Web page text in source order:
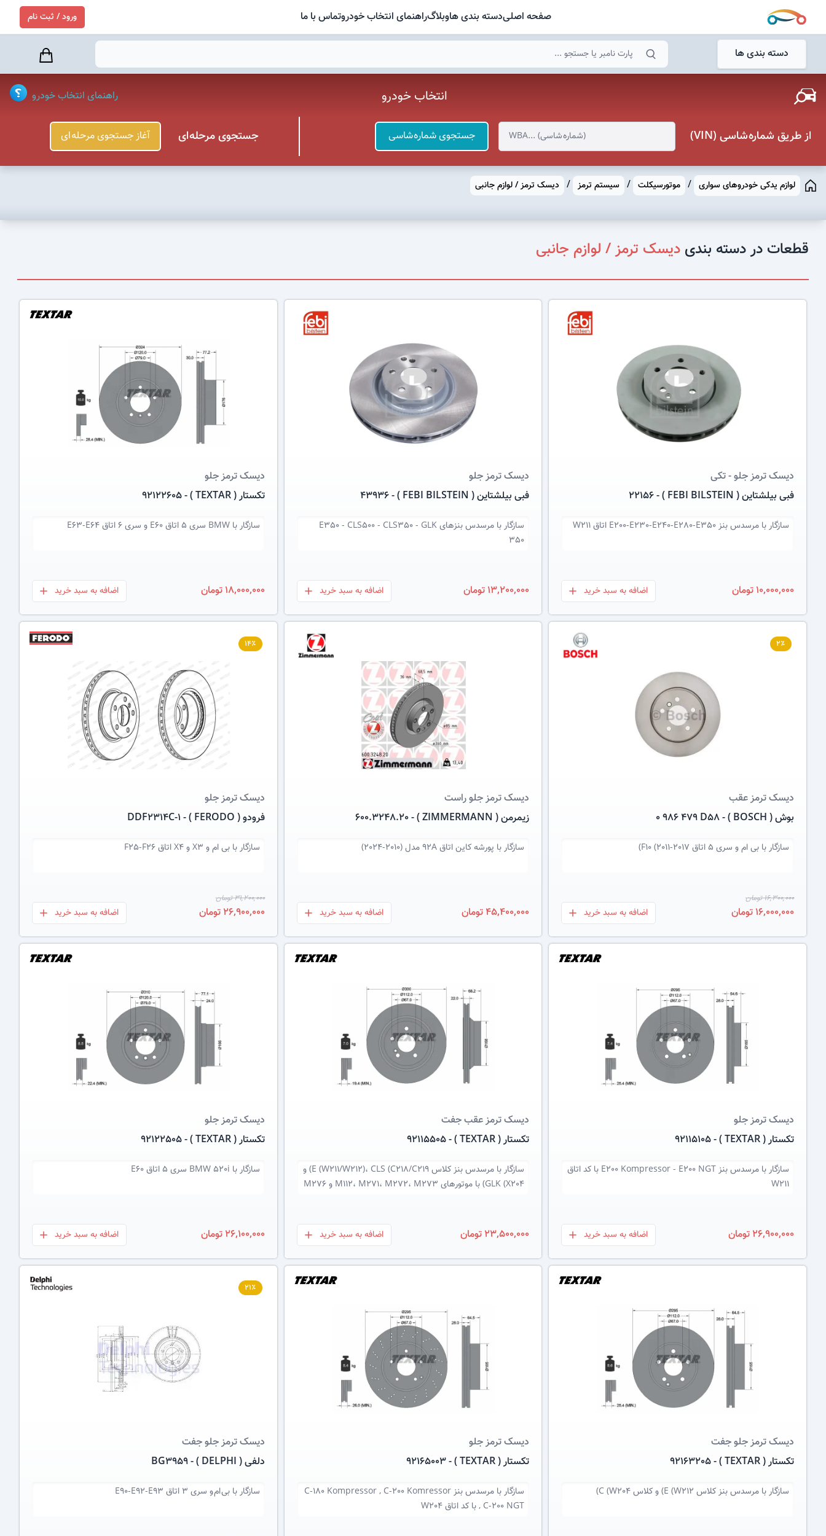
صفحه اصلیدسته بندی هاوبلاگراهنمای انتخاب خودروتماس با ما ورود / ثبت نام
دسته بندی ها
جستجو
جستجو
انتخاب خودرو راهنمای انتخاب خودرو
از طریق شماره شاسی (VIN) جستجوی شماره شاسی جستجوی مرحله ای آغاز جستجوی مرحله ای
لوازم یدکی خودروهای سواری / موتورسیکلت / سیستم ترمز / دیسک ترمز / لوازم جانبی
قطعات در دسته بندی دیسک ترمز / لوازم جانبی
عکس کالا
دیسک ترمزجلو - تکی
فبی بیلشتاین ( FEBI BILSTEIN ) - 22156
سازگار با مرسدس بنز E200-E230-E240-E280-E350 اتاق W211
10,000,000 تومان بعلاوه
اضافه به سبد خرید
عکس کالا
دیسک ترمزجلو
فبی بیلشتاین ( FEBI BILSTEIN ) - 43936
سازگار با
مرسدس بنزهای E350 - CLS500 - CLS350 - GLK
350
13,200,000 تومان بعلاوه
اضافه به سبد خرید
عکس کالا
دیسک ترمزجلو
تکستار ( TEXTAR ) - 92122605
سازگار باBMW سری 5 اتاق E60 و سری 6 اتاق E63-E64
18,000,000 تومان بعلاوه
اضافه به سبد خرید
عکس کالا
۲٪
دیسک ترمزعقب
بوش ( BOSCH ) - 0 986 479 D58
سازگار با بی ام و سری 5 اتاق F10 (2011-2017)
16,300,000 تومان
16,000,000 تومان بعلاوه
اضافه به سبد خرید
عکس کالا
دیسک ترمزجلو راست
زیمرمن ( ZIMMERMANN ) - 600.3248.20
سازگار با پورشه کاین اتاق ۹۲A مدل (2010-2024)
45,400,000 تومان بعلاوه
اضافه به سبد خرید
عکس کالا
۱۴٪
دیسک ترمزجلو
فرودو ( FERODO ) - DDF2314C-1
سازگار بابی ام و X3 و X4 اتاق F25-F26
31,200,000 تومان
26,900,000 تومان بعلاوه
اضافه به سبد خرید
عکس کالا
دیسک ترمزجلو
تکستار ( TEXTAR ) - 92115105
سازگار با
مرسدس بنز E200 Kompressor - E200 NGT با کد اتاق
W211
26,900,000 تومان بعلاوه
اضافه به سبد خرید
عکس کالا
دیسک ترمزعقب جفت
تکستار ( TEXTAR ) - 92115505
سازگار با
مرسدس بنز کلاس E (W211/W212)، CLS (C218/C219) و
GLK (X204) با موتورهای M112، M271، M272، M273 و M276
23,500,000 تومان بعلاوه
اضافه به سبد خرید
عکس کالا
دیسک ترمزجلو
تکستار ( TEXTAR ) - 92122505
سازگار با BMW 520i سری 5 اتاق E60
26,100,000 تومان بعلاوه
اضافه به سبد خرید
عکس کالا
دیسک ترمزجلو جفت
تکستار ( TEXTAR ) - 92163205
سازگار با مرسدس بنز کلاس E (W212) و کلاس C (W204)
عکس کالا
دیسک ترمزجلو
تکستار ( TEXTAR ) - 92165003
سازگار با
مرسدس بنز C-180 Kompressor , C-200 Komressor
, C-200 NGT با کد اتاق W204
عکس کالا
۲۱٪
دیسک ترمزجلو جفت
دلفی ( DELPHI ) - BG3959
سازگار بابی ام و سری 3 اتاق E90-E92-E93